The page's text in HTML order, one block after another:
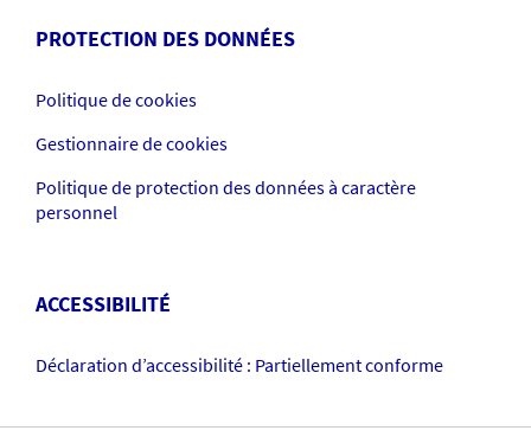
PROTECTION DES DONNÉES
Politique de cookies
Gestionnaire de cookies
Politique de protection des données à caractère
personnel
ACCESSIBILITÉ
Déclaration d’accessibilité : Partiellement conforme